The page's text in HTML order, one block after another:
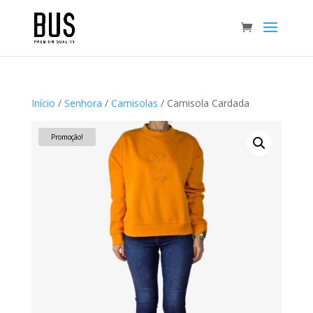
Início / Senhora / Camisolas / Camisola Cardada
Promoção!